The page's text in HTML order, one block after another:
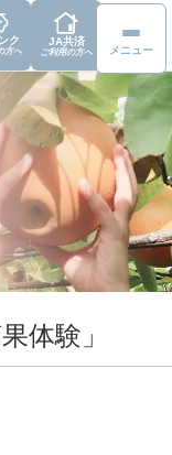
ク
方へ
JA共済
ご利用の方へ メニュー
体験」